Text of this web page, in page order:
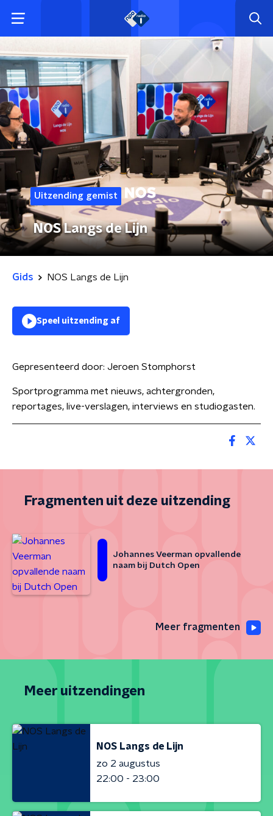
Uitzending gemist
NOS Langs de Lijn
Gids NOS Langs de Lijn
Speel uitzending af
Gepresenteerd door: Jeroen Stomphorst
Sportprogramma met nieuws, achtergronden,
reportages, live-verslagen, interviews en studiogasten.
Fragmenten uit deze uitzending
Johannes Veerman opvallende
naam bij Dutch Open
Meer fragmenten
Meer uitzendingen
NOS Langs de Lijn
zo 2 augustus
22:00 - 23:00